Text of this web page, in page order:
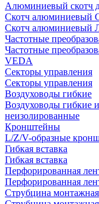
Алюминиевый скотч
Скотч алюминиевый
Скотч
Частотные
Частотные
VEDA
Секторы управления
Секторы управления
Воздуховоды гибкие
Воздуховоды гибкие
неизолированные
Кронштейны
L/Z/V-образные
Гибкая вставка
Гибкая вставка
Перфорированная
Перфорированная
Струбцина монтажная